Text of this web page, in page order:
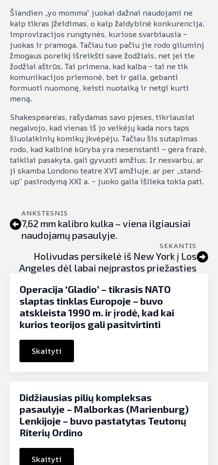
Šiandien „yo momma“ juokai dažnai naudojami ne
kaip tikras įžeidimas, o kaip žaidybinė konkurencija,
improvizacijos rungtynės, kuriose svarbiausia –
juokas ir pramoga. Tačiau tuo pačiu jie rodo giluminį
žmogaus poreikį išreikšti save žodžiais, net jei tie
žodžiai aštrūs. Tai primena, kad kalba – tai ne tik
komunikacijos priemonė, bet ir galia, gebanti
formuoti nuomonę, keisti nuotaiką ir netgi kurti
meną.
Shakespeare’as, rašydamas savo pjeses, tikriausiai
negalvojo, kad vienas iš jo veikėjų kada nors taps
šiuolaikinių komikų įkvėpėju. Tačiau šis sutapimas
rodo, kad kalbinė kūryba yra nesenstanti – gera frazė,
taikliai pasakyta, gali gyvuoti amžius. Ir nesvarbu, ar
ji skamba Londono teatre XVI amžiuje, ar per „stand-
up“ pasirodymą XXI a. – juoko galia išlieka tokia pati.
ANKSTESNIS
7,62 mm kalibro kulka – viena ilgiausiai
naudojamų pasaulyje.
SEKANTIS
Holivudas persikelė iš New York į Los
Angeles dėl labai neįprastos priežasties
Operacija ‘Gladio’ – tikrasis NATO
slaptas tinklas Europoje – buvo
atskleista 1990 m. ir įrodė, kad kai
kurios teorijos gali pasitvirtinti
Skaityti
Didžiausias pilių kompleksas
pasaulyje – Malborkas (Marienburg)
Lenkijoje – buvo pastatytas Teutonų
Riterių Ordino
Skaityti